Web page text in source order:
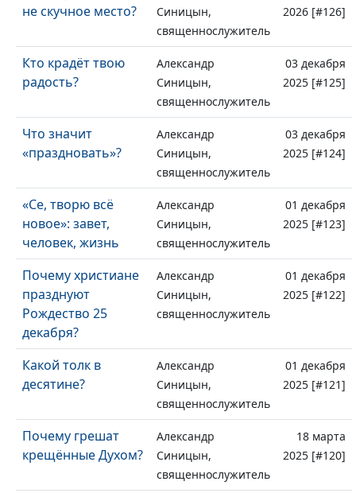
не скучное место?
Синицын,
священнослужитель
2026 [#126]
Кто крадёт твою
радость?
Александр
Синицын,
священнослужитель
03 декабря
2025 [#125]
Что значит
«праздновать»?
Александр
Синицын,
священнослужитель
03 декабря
2025 [#124]
«Се, творю всё
новое»: завет,
человек, жизнь
Александр
Синицын,
священнослужитель
01 декабря
2025 [#123]
Почему христиане
празднуют
Рождество 25
декабря?
Александр
Синицын,
священнослужитель
01 декабря
2025 [#122]
Какой толк в
десятине?
Александр
Синицын,
священнослужитель
01 декабря
2025 [#121]
Почему грешат
крещённые Духом?
Александр
Синицын,
священнослужитель
18 марта
2025 [#120]